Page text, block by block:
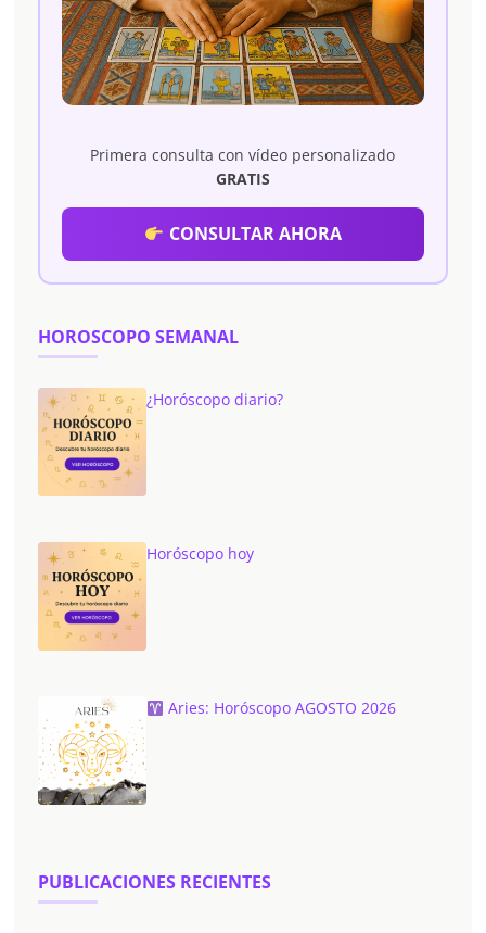
Primera consulta con vídeo personalizado
GRATIS
CONSULTAR AHORA
HOROSCOPO SEMANAL
¿Horóscopo diario?
Horóscopo hoy
Aries: Horóscopo AGOSTO 2026
PUBLICACIONES RECIENTES